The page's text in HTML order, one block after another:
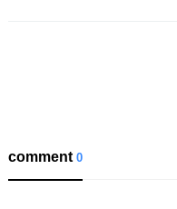
comment0